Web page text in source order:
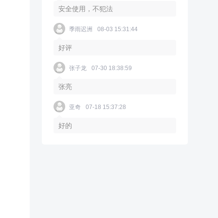
安全使用，不犯法
季雨迟洲 08-03 15:31:44
好评
张子龙 07-30 18:38:59
张亮
亚奇 07-18 15:37:28
好的